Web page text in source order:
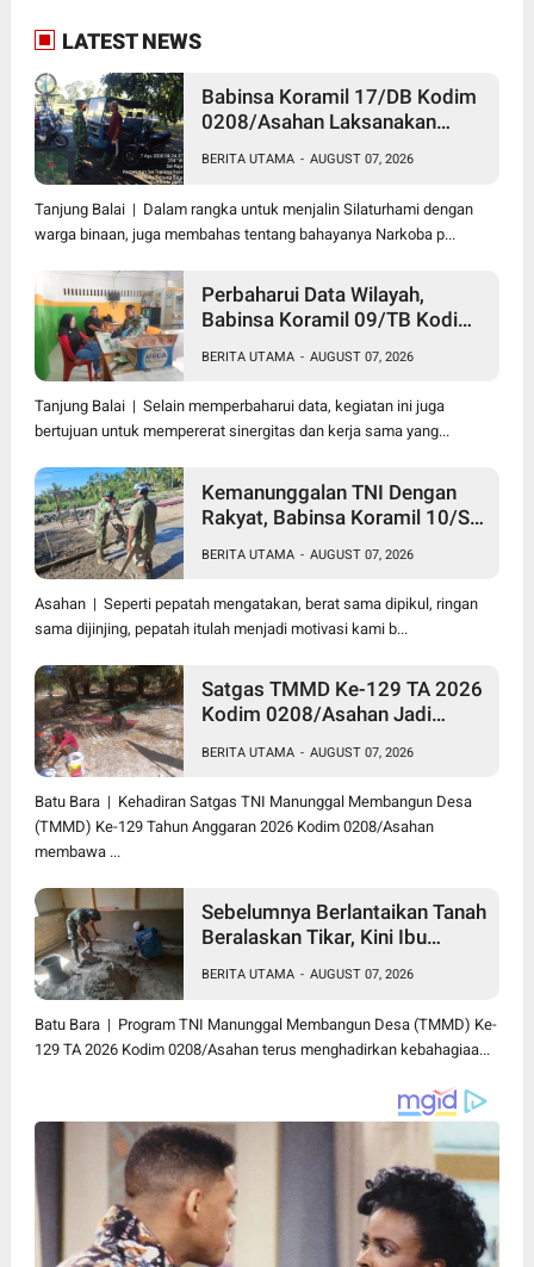
LATEST NEWS
Babinsa Koramil 17/DB Kodim
0208/Asahan Laksanakan
BERITA UTAMA - AUGUST 07, 2026
Tanjung Balai | Dalam rangka untuk menjalin Silaturhami dengan
warga binaan, juga membahas tentang bahayanya Narkoba p...
Perbaharui Data Wilayah,
Babinsa Koramil 09/TB Kodim
Ter Di Kantor Kelurahan
BERITA UTAMA - AUGUST 07, 2026
Tanjung Balai | Selain memperbaharui data, kegiatan ini juga
bertujuan untuk mempererat sinergitas dan kerja sama yang...
Kemanunggalan TNI Dengan
Rakyat, Babinsa Koramil 10/SK
(Cor) Bangun Rumah Warga
BERITA UTAMA - AUGUST 07, 2026
Asahan | Seperti pepatah mengatakan, berat sama dipikul, ringan
sama dijinjing, pepatah itulah menjadi motivasi kami b...
Satgas TMMD Ke-129 TA 2026
Kodim 0208/Asahan Jadi
Maghribi yang Mulai Rapuh
BERITA UTAMA - AUGUST 07, 2026
Batu Bara | Kehadiran Satgas TNI Manunggal Membangun Desa
(TMMD) Ke-129 Tahun Anggaran 2026 Kodim 0208/Asahan
membawa ...
Sebelumnya Berlantaikan Tanah
Beralaskan Tikar, Kini Ibu
yang Layak Berkat Satgas
TMMD Ke-129 Kodim
0208/Asahan
BERITA UTAMA - AUGUST 07, 2026
Batu Bara | Program TNI Manunggal Membangun Desa (TMMD) Ke-
129 TA 2026 Kodim 0208/Asahan terus menghadirkan kebahagiaa...